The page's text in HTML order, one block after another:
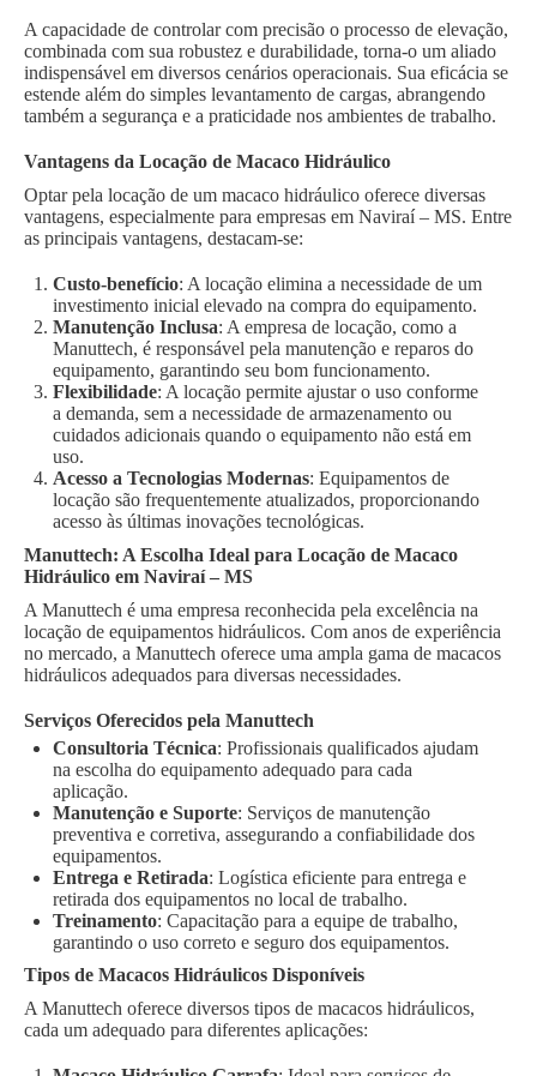
A capacidade de controlar com precisão o processo de elevação,
combinada com sua robustez e durabilidade, torna-o um aliado
indispensável em diversos cenários operacionais. Sua eficácia se
estende além do simples levantamento de cargas, abrangendo
também a segurança e a praticidade nos ambientes de trabalho.
Vantagens da Locação de Macaco Hidráulico
Optar pela locação de um macaco hidráulico oferece diversas
vantagens, especialmente para empresas em Naviraí – MS. Entre
as principais vantagens, destacam-se:
Custo-benefício: A locação elimina a necessidade de um
investimento inicial elevado na compra do equipamento.
Manutenção Inclusa: A empresa de locação, como a
Manuttech, é responsável pela manutenção e reparos do
equipamento, garantindo seu bom funcionamento.
Flexibilidade: A locação permite ajustar o uso conforme
a demanda, sem a necessidade de armazenamento ou
cuidados adicionais quando o equipamento não está em
uso.
Acesso a Tecnologias Modernas: Equipamentos de
locação são frequentemente atualizados, proporcionando
acesso às últimas inovações tecnológicas.
Manuttech: A Escolha Ideal para Locação de Macaco
Hidráulico em Naviraí – MS
A Manuttech é uma empresa reconhecida pela excelência na
locação de equipamentos hidráulicos. Com anos de experiência
no mercado, a Manuttech oferece uma ampla gama de macacos
hidráulicos adequados para diversas necessidades.
Serviços Oferecidos pela Manuttech
Consultoria Técnica: Profissionais qualificados ajudam
na escolha do equipamento adequado para cada
aplicação.
Manutenção e Suporte: Serviços de manutenção
preventiva e corretiva, assegurando a confiabilidade dos
equipamentos.
Entrega e Retirada: Logística eficiente para entrega e
retirada dos equipamentos no local de trabalho.
Treinamento: Capacitação para a equipe de trabalho,
garantindo o uso correto e seguro dos equipamentos.
Tipos de Macacos Hidráulicos Disponíveis
A Manuttech oferece diversos tipos de macacos hidráulicos,
cada um adequado para diferentes aplicações: